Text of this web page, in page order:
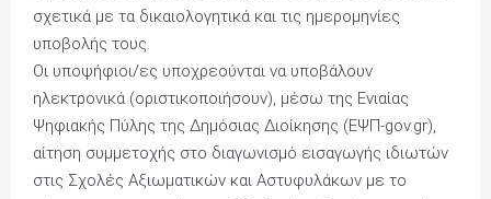
σχετικά με τα δικαιολογητικά και τις ημερομηνίες
υποβολής τους.
Οι υποψήφιοι/ες υποχρεούνται να υποβάλουν
ηλεκτρονικά (οριστικοποιήσουν), μέσω της Ενιαίας
Ψηφιακής Πύλης της Δημόσιας Διοίκησης (ΕΨΠ-gov.gr),
αίτηση συμμετοχής στο διαγωνισμό εισαγωγής ιδιωτών
στις Σχολές Αξιωματικών και Αστυφυλάκων με το